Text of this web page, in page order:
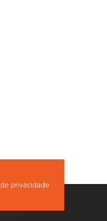
privacidade